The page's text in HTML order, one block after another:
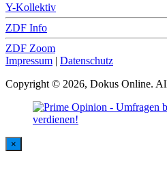
Y-Kollektiv
ZDF Info
ZDF Zoom
Impressum | Datenschutz
Copyright © 2026, Dokus Online.
×